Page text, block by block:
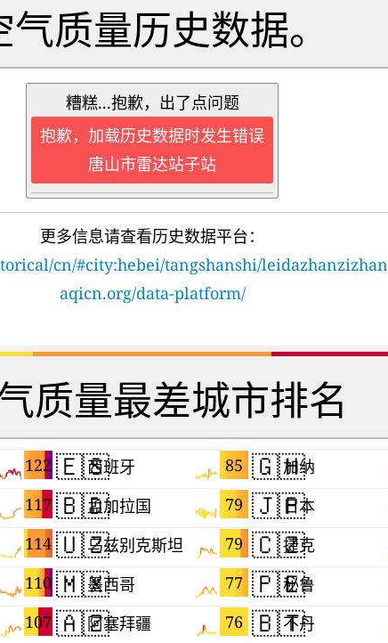
气质量历史数据。
糟糕...抱歉，出了点问题
抱歉，加载历史数据时发生错误
唐山市雷达站子站
更多信息请查看历史数据平台：
cn/#city:hebei/tangshanshi/leidazhanzizhan
aqicn.org/data-platform/
质量最差城市排名
122
117
114
110
107
🇪🇸 85
西班牙
🇧🇩 79
孟加拉国
🇺🇿 79
乌兹别克斯坦
🇲🇽 77
墨西哥
🇦🇿 76
阿塞拜疆
🇬🇭
加纳
🇯🇵
日本
🇨🇿
捷克
🇵🇪
秘鲁
🇧🇹
不丹